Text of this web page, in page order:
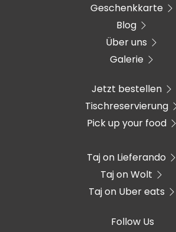
Geschenkkarte
Blog
Über uns
Galerie
Jetzt bestellen
Tischreservierung
Pick up your food
Taj on Lieferando
Taj on Wolt
Taj on Uber eats
Follow Us